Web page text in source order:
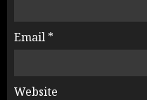
Email *
Website